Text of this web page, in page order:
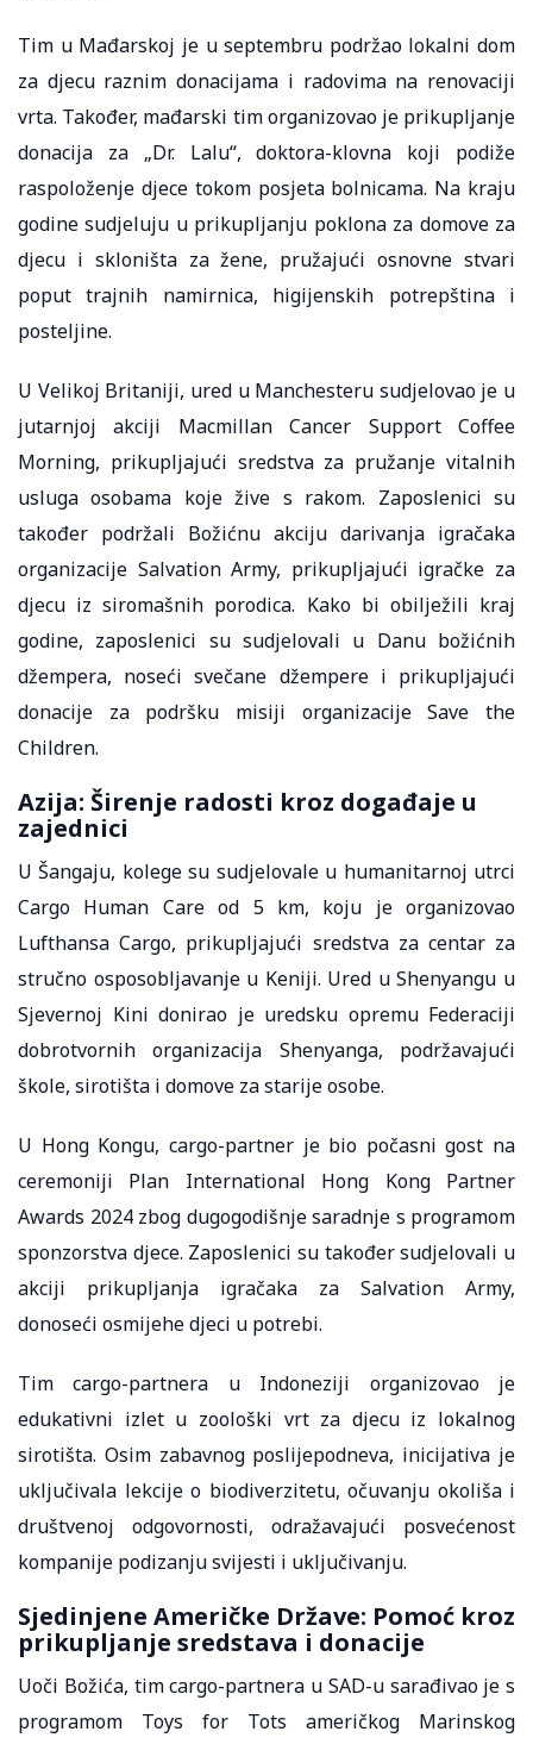
Tim u Mađarskoj je u septembru podržao lokalni dom
za djecu raznim donacijama i radovima na renovaciji
vrta. Također, mađarski tim organizovao je prikupljanje
donacija za „Dr. Lalu“, doktora-klovna koji podiže
raspoloženje djece tokom posjeta bolnicama. Na kraju
godine sudjeluju u prikupljanju poklona za domove za
djecu i skloništa za žene, pružajući osnovne stvari
poput trajnih namirnica, higijenskih potrepština i
posteljine.
U Velikoj Britaniji, ured u Manchesteru sudjelovao je u
jutarnjoj akciji Macmillan Cancer Support Coffee
Morning, prikupljajući sredstva za pružanje vitalnih
usluga osobama koje žive s rakom. Zaposlenici su
također podržali Božićnu akciju darivanja igračaka
organizacije Salvation Army, prikupljajući igračke za
djecu iz siromašnih porodica. Kako bi obilježili kraj
godine, zaposlenici su sudjelovali u Danu božićnih
džempera, noseći svečane džempere i prikupljajući
donacije za podršku misiji organizacije Save the
Children.
Azija: Širenje radosti kroz događaje u
zajednici
U Šangaju, kolege su sudjelovale u humanitarnoj utrci
Cargo Human Care od 5 km, koju je organizovao
Lufthansa Cargo, prikupljajući sredstva za centar za
stručno osposobljavanje u Keniji. Ured u Shenyangu u
Sjevernoj Kini donirao je uredsku opremu Federaciji
dobrotvornih organizacija Shenyanga, podržavajući
škole, sirotišta i domove za starije osobe.
U Hong Kongu, cargo-partner je bio počasni gost na
ceremoniji Plan International Hong Kong Partner
Awards 2024 zbog dugogodišnje saradnje s programom
sponzorstva djece. Zaposlenici su također sudjelovali u
akciji prikupljanja igračaka za Salvation Army,
donoseći osmijehe djeci u potrebi.
Tim cargo-partnera u Indoneziji organizovao je
edukativni izlet u zoološki vrt za djecu iz lokalnog
sirotišta. Osim zabavnog poslijepodneva, inicijativa je
uključivala lekcije o biodiverzitetu, očuvanju okoliša i
društvenoj odgovornosti, odražavajući posvećenost
kompanije podizanju svijesti i uključivanju.
Sjedinjene Američke Države: Pomoć kroz
prikupljanje sredstava i donacije
Uoči Božića, tim cargo-partnera u SAD-u sarađivao je s
programom Toys for Tots američkog Marinskog